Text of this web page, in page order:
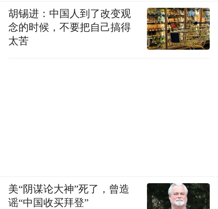
胡锡进：中国人到了改变观
念的时候，不要把自己搞得
太苦
美“阴谋论大神”死了，曾造
谣“中国收买拜登”